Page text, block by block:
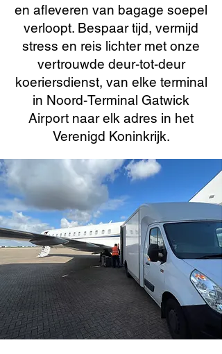
en afleveren van bagage soepel
verloopt. Bespaar tijd, vermijd
stress en reis lichter met onze
vertrouwde deur-tot-deur
koeriersdienst, van elke terminal
in Noord-Terminal Gatwick
Airport naar elk adres in het
Verenigd Koninkrijk.